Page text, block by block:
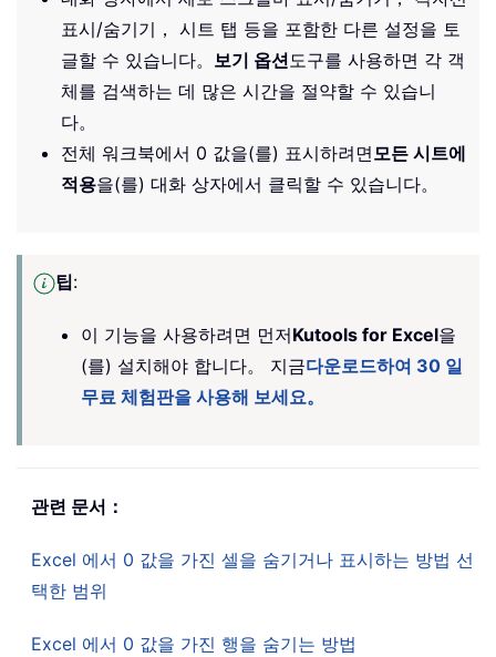
표시/숨기기， 시트 탭 등을 포함한 다른 설정을 토
글할 수 있습니다。 보기 옵션도구를 사용하면 각 객
체를 검색하는 데 많은 시간을 절약할 수 있습니
다。
전체 워크북에서 0 값을(를) 표시하려면모든 시트에
적용을(를) 대화 상자에서 클릭할 수 있습니다。
팁:
이 기능을 사용하려면 먼저Kutools for Excel을
(를) 설치해야 합니다。 지금다운로드하여 30 일
무료 체험판을 사용해 보세요。
관련 문서：
Excel 에서 0 값을 가진 셀을 숨기거나 표시하는 방법 선
택한 범위
Excel 에서 0 값을 가진 행을 숨기는 방법